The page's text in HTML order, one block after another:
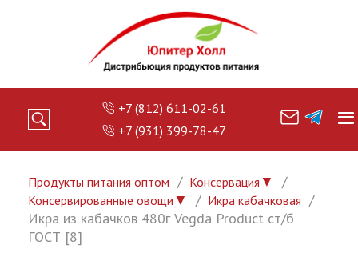
+7 (812) 611-02-61
+7 (931) 399-78-47
Продукты питания оптом Консервация ▼
Консервированные овощи ▼ Икра кабачковая
Икра из кабачков 480г Vegda Product ст/б
ГОСТ [8]